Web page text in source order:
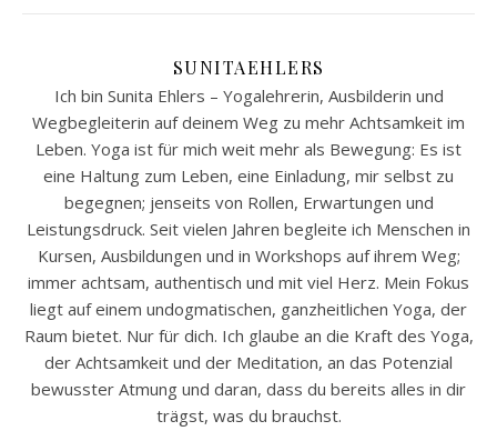
SUNITAEHLERS
Ich bin Sunita Ehlers – Yogalehrerin, Ausbilderin und
Wegbegleiterin auf deinem Weg zu mehr Achtsamkeit im
Leben. Yoga ist für mich weit mehr als Bewegung: Es ist
eine Haltung zum Leben, eine Einladung, mir selbst zu
begegnen; jenseits von Rollen, Erwartungen und
Leistungsdruck. Seit vielen Jahren begleite ich Menschen in
Kursen, Ausbildungen und in Workshops auf ihrem Weg;
immer achtsam, authentisch und mit viel Herz. Mein Fokus
liegt auf einem undogmatischen, ganzheitlichen Yoga, der
Raum bietet. Nur für dich. Ich glaube an die Kraft des Yoga,
der Achtsamkeit und der Meditation, an das Potenzial
bewusster Atmung und daran, dass du bereits alles in dir
trägst, was du brauchst.